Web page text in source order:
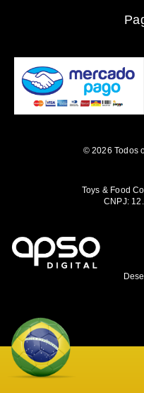
© 2026 Todos
Toys & Food
CNPJ: